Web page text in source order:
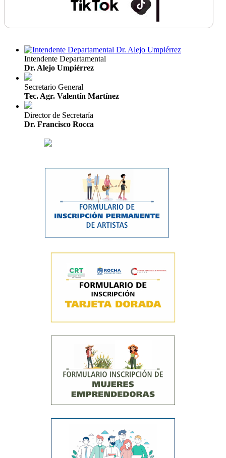
Intendente Departamental
Dr. Alejo Umpiérrez
Secretario General
Tec. Agr. Valentín Martínez
Director de Secretaría
Dr. Francisco Rocca